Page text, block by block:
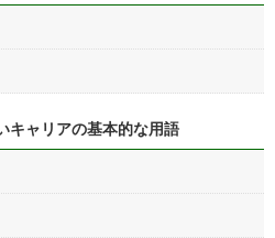
キャリアの基本的な用語